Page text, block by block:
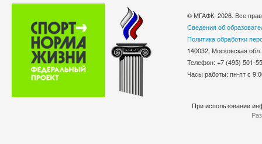
© МГАФК, 2026. Все
Сведения об
Политика обработки
140032, Московская
Телефон: +7 (495)
Часы работы: пн-пт с
При использовании